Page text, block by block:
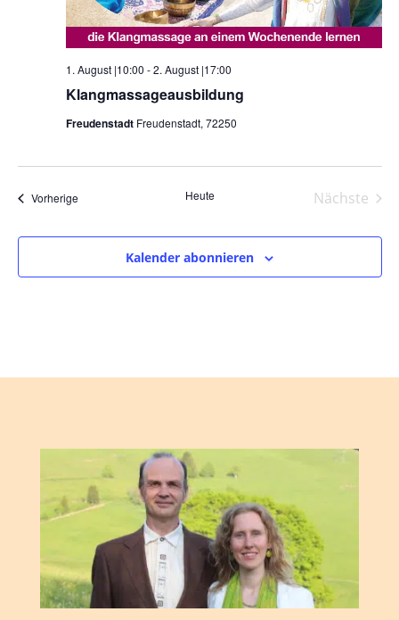
Klangmassageausbildung
1. August |10:00 -2. August |17:00
Freudenstadt Freudenstadt, 72250
VorherigeVeranstaltungen Heute
Nächste
Kalender abonnieren